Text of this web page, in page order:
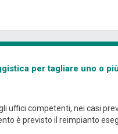
per tagliare uno o
uffici competenti, nei casi
è previsto il reimpianto